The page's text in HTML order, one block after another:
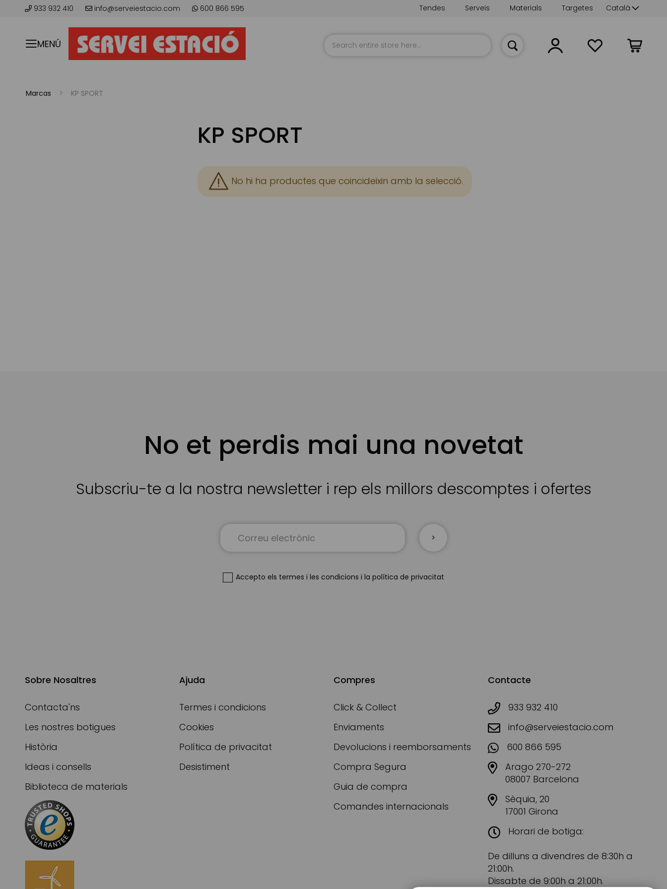
933 932 410 info@serveiestacio.com 600 866 595 Language
Català
Targetes
Materials
Serveis
Tendes
MENÚ
La meva
Marcas KP SPORT
KP SPORT
No hi ha productes que coincideixin amb la selecció.
No et perdis mai una novetat
Subscriu-te a la nostra newsletter i rep els millors descomptes i ofertes
Up
Accepto els termes i les condicions i la política de privacitat
Sobre Nosaltres
Contacta'ns
Les nostres botigues
Història
Ideas i consells
Biblioteca de materials
Ajuda
Termes i condicions
Cookies
Política de privacitat
Desistiment
Compres
Click & Collect
Enviaments
Devolucions i reemborsaments
Compra Segura
Guia de compra
Comandes internacionals
Contacte
933 932 410
info@serveiestacio.com
600 866 595
Arago 270-272
08007 Barcelona
Sèquia, 20
17001 Girona
Horari de botiga:
De dilluns a divendres de 8:30h a
21:00h.
Dissabte de 9:00h a 21:00h.